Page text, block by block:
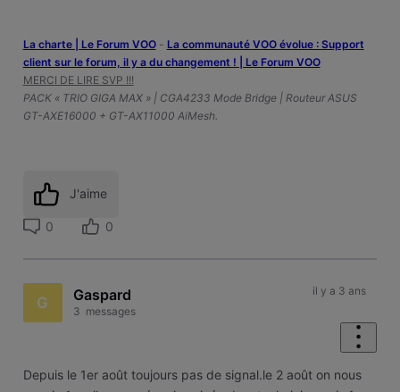
La charte | Le Forum VOO- ‎La communauté VOO évolue : Support
client sur le forum, il y a du changement ! | Le Forum VOO
MERCI DE LIRE SVP !!!
PACK « TRIO GIGA MAX » | CGA4233 Mode Bridge | Routeur ASUS
GT-AXE16000 + GT-AX11000 AiMesh.
J'aime
0 0
G Gaspard
3 messages
il y a 3 ans
Depuis le 1er août toujours pas de signal.le 2 août on nous